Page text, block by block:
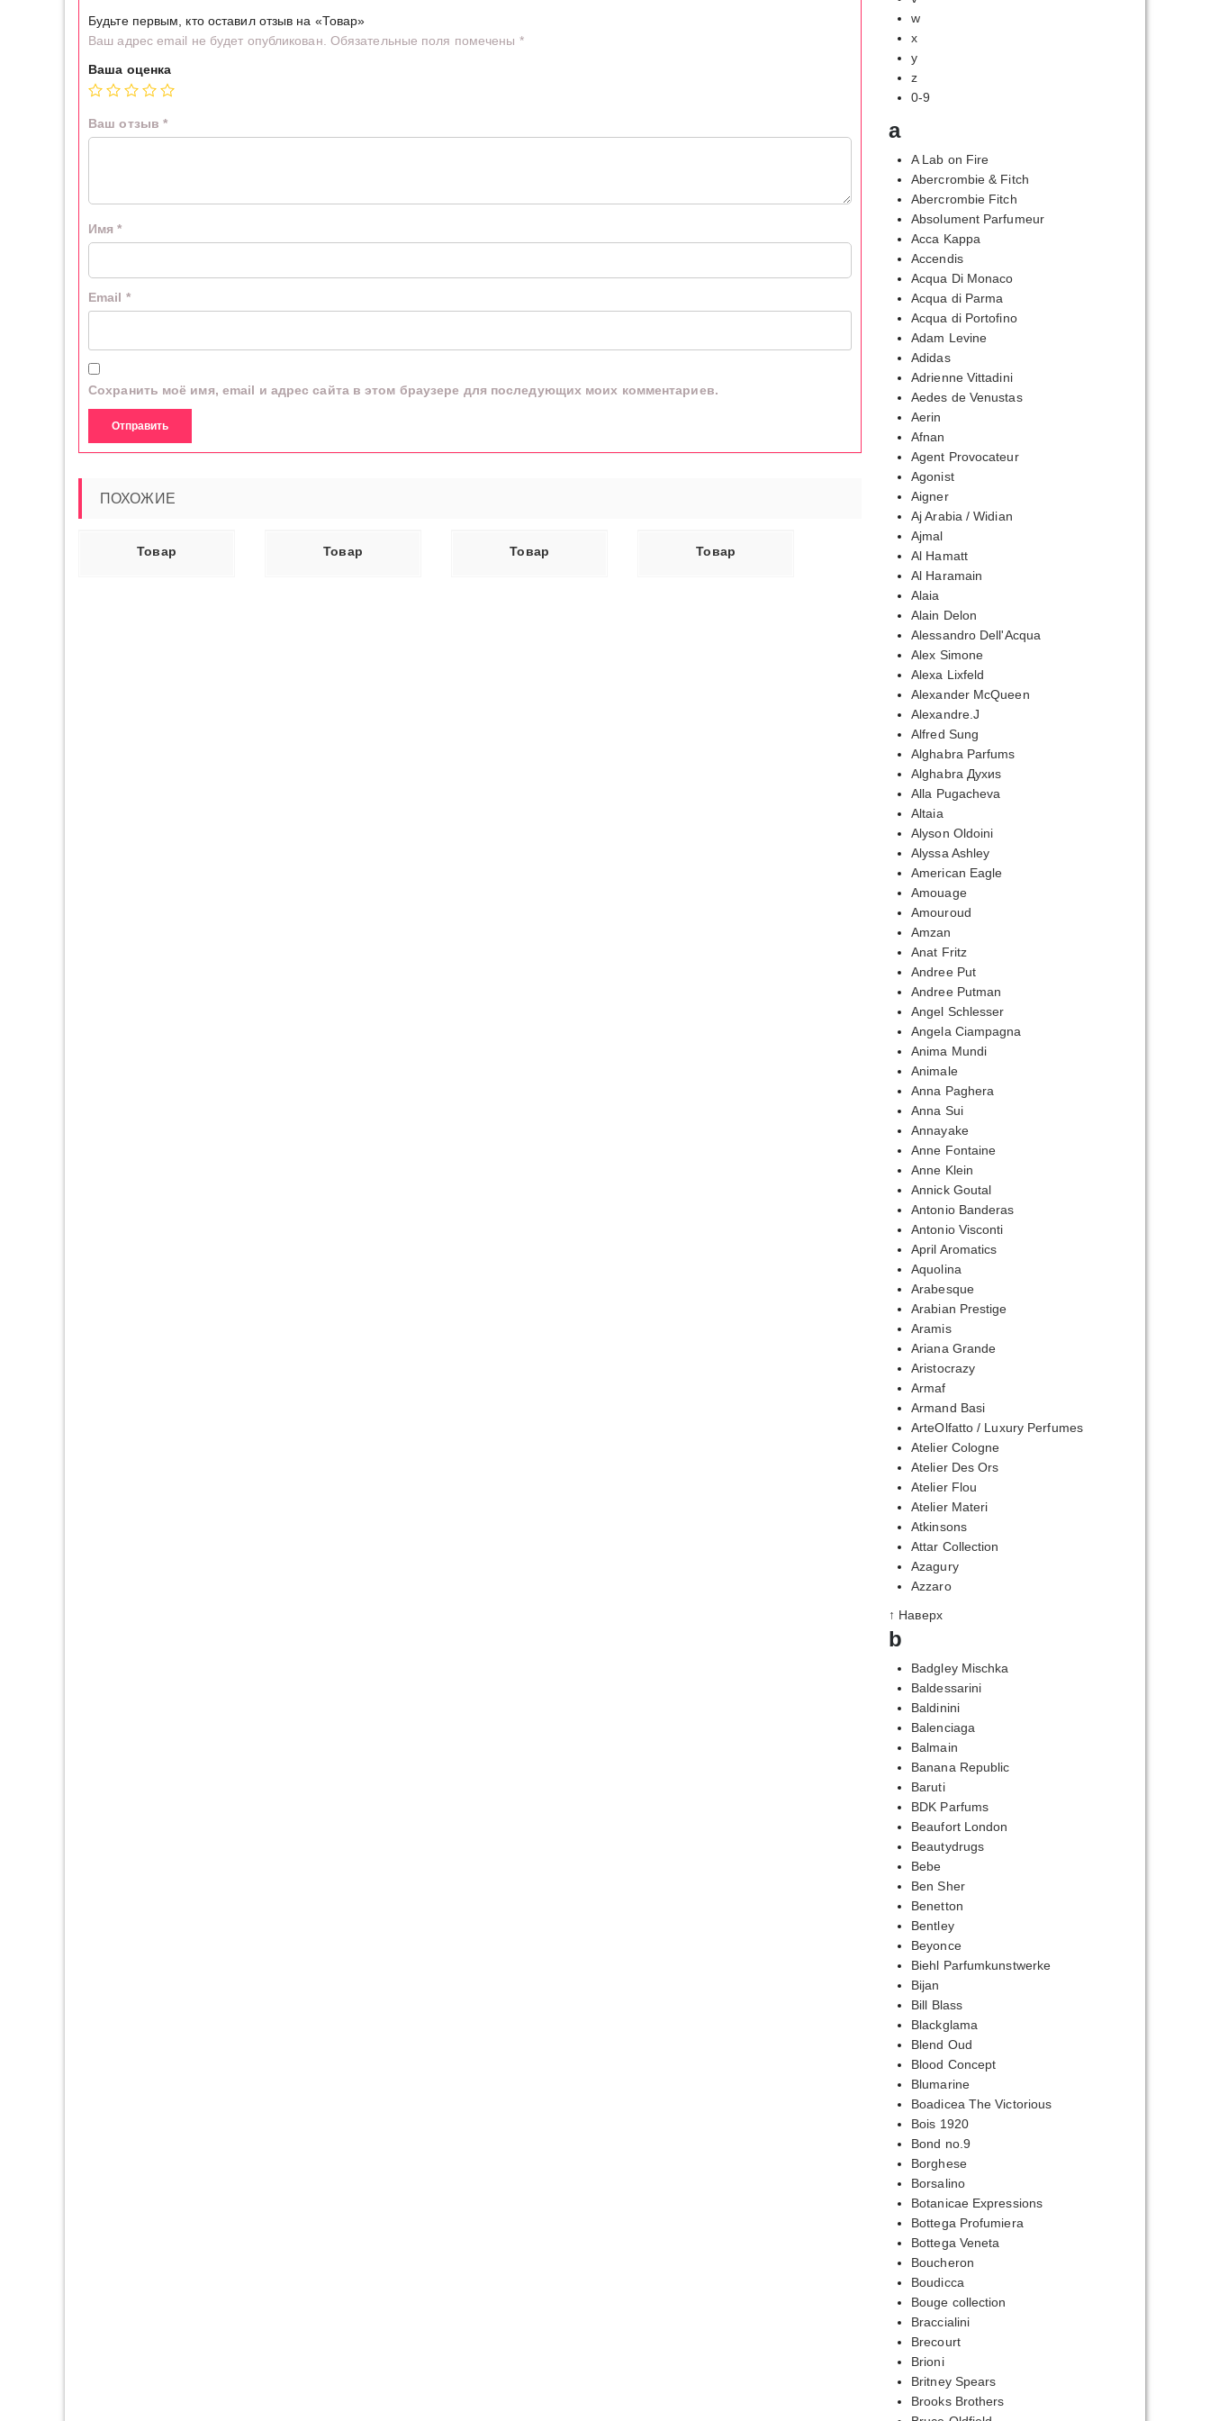
Будьте первым, кто оставил отзыв на «Товар»
Ваш адрес email не будет опубликован. Обязательные поля помечены *
Ваша оценка
Ваш отзыв *
Имя*
Email *
Сохранить моё имя, email и адрес сайта в этом браузере для последующих моих комментариев.
ПОХОЖИЕ
Товар Товар Товар Товар
w
x
y
z
0-9
a
A Lab on Fire
Abercrombie & Fitch
Abercrombie Fitch
Absolument Parfumeur
Acca Kappa
Accendis
Acqua Di Monaco
Acqua di Parma
Acqua di Portofino
Adam Levine
Adidas
Adrienne Vittadini
Aedes de Venustas
Aerin
Afnan
Agent Provocateur
Agonist
Aigner
Aj Arabia / Widian
Ajmal
Al Hamatt
Al Haramain
Alaia
Alain Delon
Alessandro Dell'Acqua
Alex Simone
Alexa Lixfeld
Alexander McQueen
Alexandre.J
Alfred Sung
Alghabra Parfums
Alghabra Духиs
Alla Pugacheva
Altaia
Alyson Oldoini
Alyssa Ashley
American Eagle
Amouage
Amouroud
Amzan
Anat Fritz
Andree Put
Andree Putman
Angel Schlesser
Angela Ciampagna
Anima Mundi
Animale
Anna Paghera
Anna Sui
Annayake
Anne Fontaine
Anne Klein
Annick Goutal
Antonio Banderas
Antonio Visconti
April Aromatics
Aquolina
Arabesque
Arabian Prestige
Aramis
Ariana Grande
Aristocrazy
Armaf
Armand Basi
ArteOlfatto / Luxury Perfumes
Atelier Cologne
Atelier Des Ors
Atelier Flou
Atelier Materi
Atkinsons
Attar Collection
Azagury
Azzaro
↑ Наверх
b
Badgley Mischka
Baldessarini
Baldinini
Balenciaga
Balmain
Banana Republic
Baruti
BDK Parfums
Beaufort London
Beautydrugs
Bebe
Ben Sher
Benetton
Bentley
Beyonce
Biehl Parfumkunstwerke
Bijan
Bill Blass
Blackglama
Blend Oud
Blood Concept
Blumarine
Boadicea The Victorious
Bois 1920
Bond no.9
Borghese
Borsalino
Botanicae Expressions
Bottega Profumiera
Bottega Veneta
Boucheron
Boudicca
Bouge collection
Braccialini
Brecourt
Brioni
Britney Spears
Brooks Brothers